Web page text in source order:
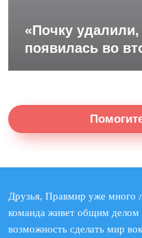
«Почку удалили,
появилась во
Друзья, Правмир уже много
команда живет общим делом
возможность сделать мир